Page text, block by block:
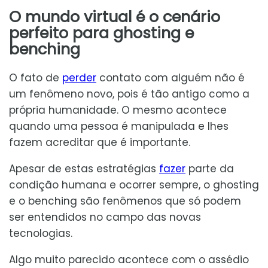
O mundo virtual é o cenário
perfeito para ghosting e
benching
O fato de perder contato com alguém não é
um fenômeno novo, pois é tão antigo como a
própria humanidade. O mesmo acontece
quando uma pessoa é manipulada e lhes
fazem acreditar que é importante.
Apesar de estas estratégias fazer parte da
condição humana e ocorrer sempre, o ghosting
e o benching são fenômenos que só podem
ser entendidos no campo das novas
tecnologias.
Algo muito parecido acontece com o assédio